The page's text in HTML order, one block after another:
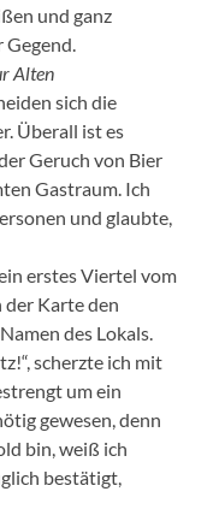
und ganz
Alten
sich die
Überall ist es
Geruch von Bier
Gastraum. Ich
und glaubte,
erstes Viertel vom
der Karte den
des Lokals.
scherzte ich mit
um ein
gewesen, denn
bin, weiß ich
bestätigt,